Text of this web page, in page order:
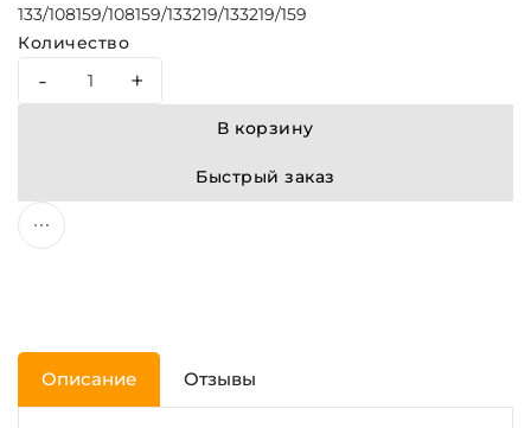
133/108159/108159/133219/133219/159
Количество
- +
В корзину
Быстрый заказ
Описание Отзывы